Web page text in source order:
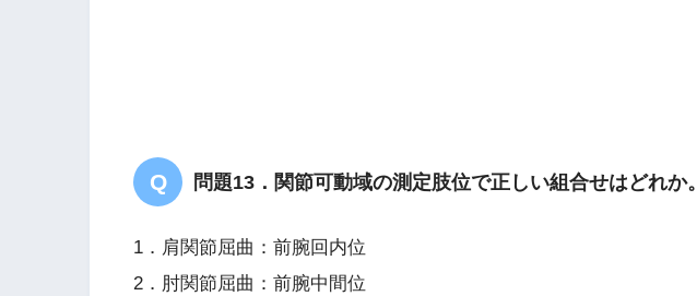
問題13．関節可動域の測定肢位で正しい組合せはどれか。
1．肩関節屈曲：前腕回内位
2．肘関節屈曲：前腕中間位